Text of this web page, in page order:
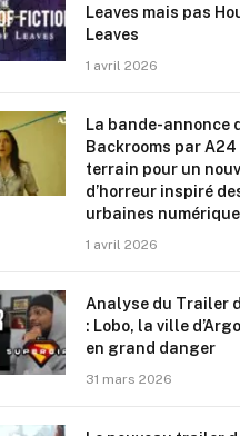
Leaves mais pas
Leaves
1 avril 2026
La bande-annonce
Backrooms par
terrain pour un
d’horreur inspiré
urbaines
1 avril 2026
Analyse du Trailer
: Lobo, la ville
en grand danger
31 mars 2026